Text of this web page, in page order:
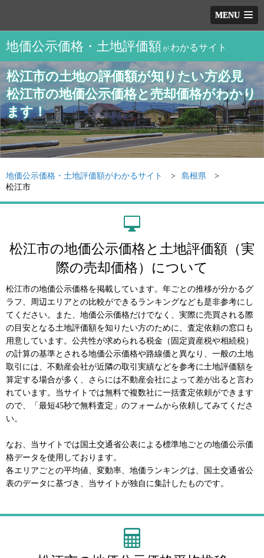
MENU
地価公示価格・土地評価額が わかるサイト
松江市の土地の評価額が知りたい方必見
松江市の地価公示価格と売却価格がわかり
ます！
地価公示価格・土地評価額がわかるサイト
島根県
松江市
松江市の地価公示価格と土地評価額（実
際の売却価格）について
松江市の地価公示価格を掲載しています。年ごとの推移が分かるグ
ラフ、周辺エリアとの比較ができるランキングなども是非参考にし
てください。また、地価公示価格だけでなく、実際に売買される際
の目安となる土地評価額を知りたい方のために、査定依頼の窓口も
用意しています。公共性が求められる税金（固定資産税や相続税）
の計算の基準とされる地価公示価格や路線価と異なり、一般の土地
取引には、不動産会社が近隣の取引実績などを参考に土地評価額を
算定する場合が多く、さらには不動産会社によって差が出ると言わ
れています。当サイトでは無料で複数社に一括査定依頼ができます
ので、「最短45秒で無料査定」のフォームから依頼してみてくださ
い。
なお、当サイトでは国土交通省公表による標準地ごとの地価公示価
格データを使用しております。
各エリアごとの平均値、変動率、地価ランキングは、国土交通省公
表のデータに基づき、当サイトが独自に集計したものです。